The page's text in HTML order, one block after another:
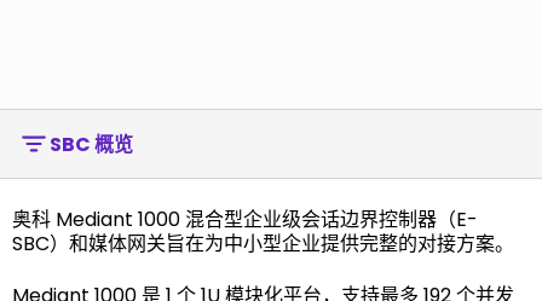
SBC 概览
奥科 Mediant 1000 混合型企业级会话边界控制器（E-
SBC）和媒体网关旨在为中小型企业提供完整的对接方案。
Mediant 1000 是 1 个 1U 模块化平台，支持最多 192 个并发